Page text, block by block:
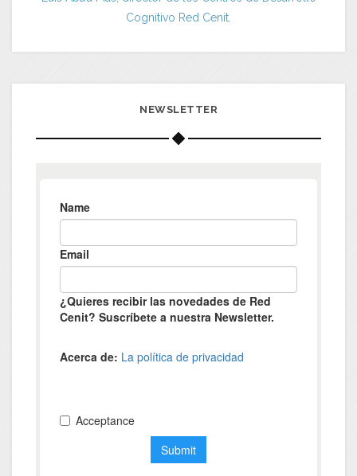
Cognitivo Red Cenit.
NEWSLETTER